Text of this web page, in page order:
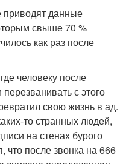
приводят данные
свыше 70 %
как раз после
человеку после
с этого
свою жизнь в ад.
то странных людей,
на стенах бурого
после звонка на 666